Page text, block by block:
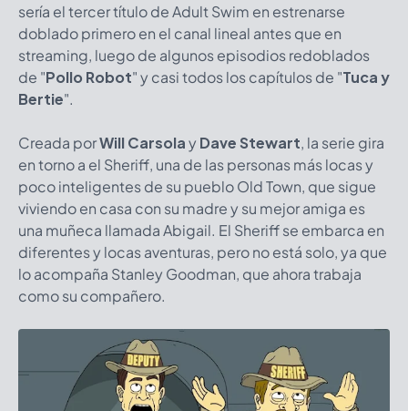
sería el tercer título de Adult Swim en estrenarse
doblado primero en el canal lineal antes que en
streaming, luego de algunos episodios redoblados
de "Pollo Robot" y casi todos los capítulos de "Tuca y
Bertie".
Creada porWill CarsolayDave Stewart, la serie gira
en torno a el Sheriff, una de las personas más locas y
poco inteligentes de su pueblo Old Town, que sigue
viviendo en casa con su madre y su mejor amiga es
una muñeca llamada Abigail. El Sheriff se embarca en
diferentes y locas aventuras, pero no está solo, ya que
lo acompaña Stanley Goodman, que ahora trabaja
como su compañero.